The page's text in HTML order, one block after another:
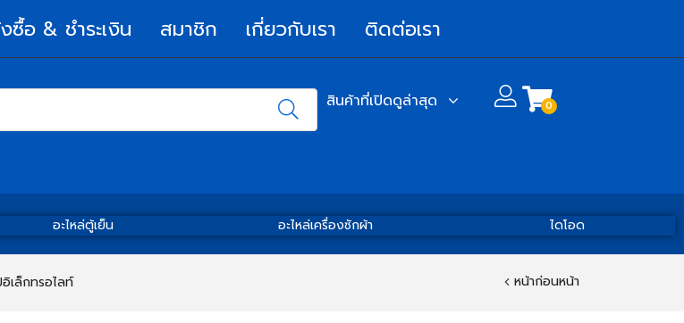
ซื้อ & ชำระเงิน สมาชิก เกี่ยวกับเรา ติดต่อเรา
สินค้าที่เปิดดูล่าสุด 0
อะไหล่ตู้เย็น อะไหล่เครื่องซักผ้า ไดโอด
เล็กทรอไลท์ หน้าก่อนหน้า